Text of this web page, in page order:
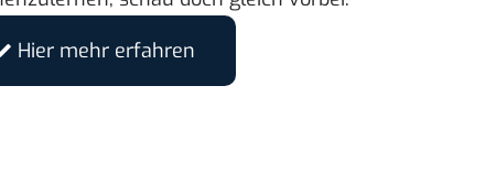
Hier mehr erfahren